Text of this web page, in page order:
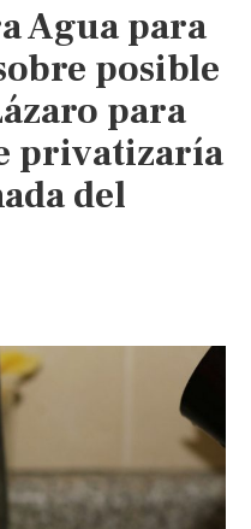
Agua para
posible
para
privatizaría
del